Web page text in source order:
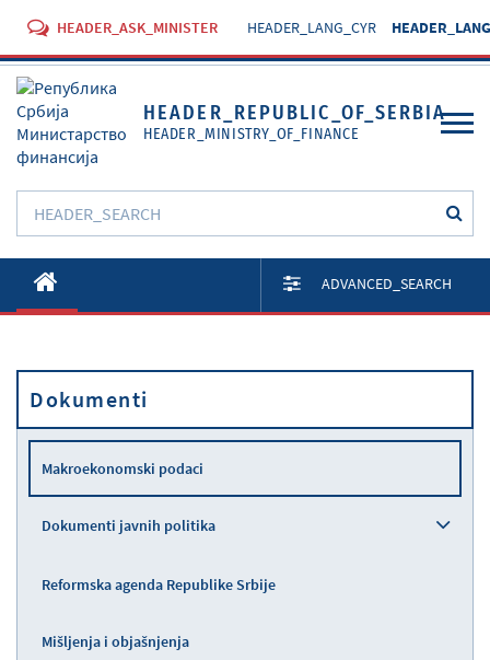
HEADER_ASK_MINISTER HEADER_LANG_CYR
HEADER_REPUBLIC_OF_SERBIA
HEADER_MINISTRY_OF_FINANCE
O Ministarstvu
Aktivnosti
Propisi
Usluge
ADVANCED_SEARCH
Dokumenti
Makroekonomski podaci
Dokumenti javnih politika
Reformska agenda Republike Srbije
Mišljenja i objašnjenja